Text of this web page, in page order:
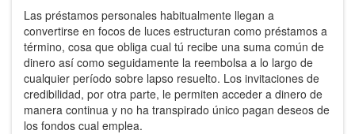
Las préstamos personales habitualmente llegan a
convertirse en focos de luces estructuran como préstamos a
término, cosa que obliga cual tú recibe una suma común de
dinero así­ como seguidamente la reembolsa a lo largo de
cualquier período sobre lapso resuelto. Los invitaciones de
credibilidad, por otra parte, le permiten acceder a dinero de
manera continua y no ha transpirado único pagan deseos de
los fondos cual emplea.